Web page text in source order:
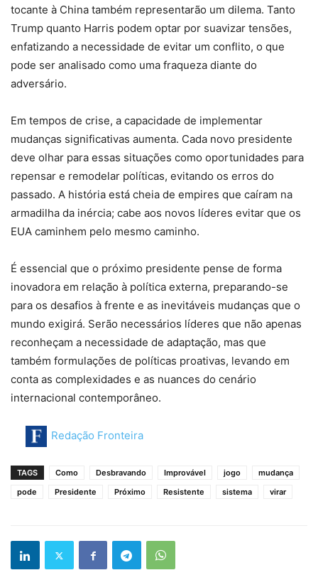
tocante à China também representarão um dilema. Tanto
Trump quanto Harris podem optar por suavizar tensões,
enfatizando a necessidade de evitar um conflito, o que
pode ser analisado como uma fraqueza diante do
adversário.
Em tempos de crise, a capacidade de implementar
mudanças significativas aumenta. Cada novo presidente
deve olhar para essas situações como oportunidades para
repensar e remodelar políticas, evitando os erros do
passado. A história está cheia de empires que caíram na
armadilha da inércia; cabe aos novos líderes evitar que os
EUA caminhem pelo mesmo caminho.
É essencial que o próximo presidente pense de forma
inovadora em relação à política externa, preparando-se
para os desafios à frente e as inevitáveis mudanças que o
mundo exigirá. Serão necessários líderes que não apenas
reconheçam a necessidade de adaptação, mas que
também formulações de políticas proativas, levando em
conta as complexidades e as nuances do cenário
internacional contemporâneo.
Redação Fronteira
TAGS Como Desbravando Improvável jogo
mudança
pode
Presidente Próximo Resistente sistema virar